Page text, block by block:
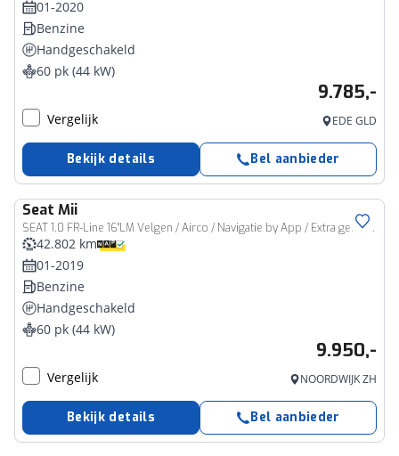
01-2020
Benzine
Handgeschakeld
60 pk (44 kW)
9.785,-
Vergelijk EDE GLD
Bekijk details Bel aanbieder
Seat Mii
SEAT 1.0 FR-Line 16"LM Velgen / Airco / Navigatie by App / Extra getint glas HAL
42.802 km
01-2019
Benzine
Handgeschakeld
60 pk (44 kW)
9.950,-
Vergelijk NOORDWIJK ZH
Bekijk details Bel aanbieder